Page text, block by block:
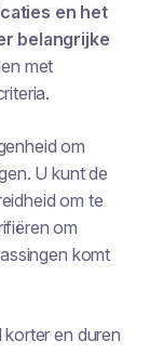
en het
belangrijke
met
om
U kunt de
om te
om
komt
en duren